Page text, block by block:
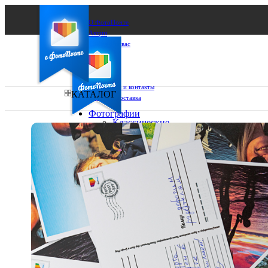
О ФотоПочте
Акции
Сделаем за вас
Бизнесу
FAQ
Франшиза
Поддержка и контакты
Оплата и доставка
Ваш город:
Ваш регион доставки
Выберите из списка:
КАТАЛОГ
Фотографии
Классические
фото
10х10
10х15
Фото